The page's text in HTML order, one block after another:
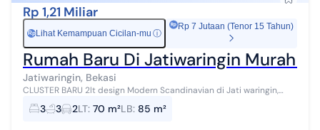
Rp 1,21 Miliar
Rp Lihat Kemampuan Cicilan-mu ⓘ
Rp 7 Jutaan (Tenor 15 Tahun)
Rumah Baru Di Jatiwaringin Murah
Jatiwaringin, Bekasi
CLUSTER BARU 2lt design Modern Scandinavian di Jati waringin,
Pondok Gede Bekasi Kota Selangkah ke Lubang Buaya, Halim Bebas
banjir UNIT TERBATAS...
3 3 2LT: 70 m²LB: 85 m²